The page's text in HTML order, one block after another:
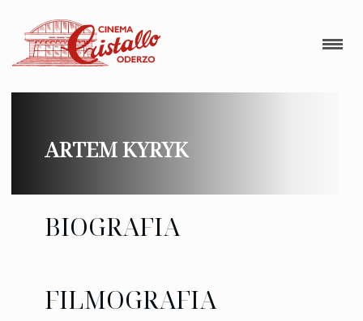
ARTEM KYRYK
BIOGRAFIA
FILMOGRAFIA